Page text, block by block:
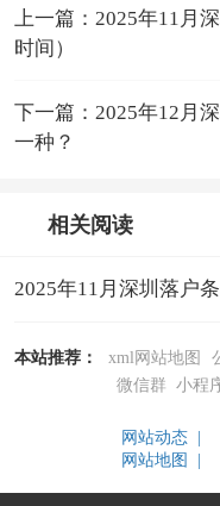
上一篇：2025年11月
时间）
下一篇：2025年12月
一种？
相关阅读
2025年11月深圳落户
本站推荐： xml网站地图
微信群 小程
网站动态 |
网站地图 |